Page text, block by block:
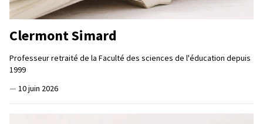
Clermont Simard
Professeur retraité de la Faculté des sciences de l'éducation depuis
1999
— 10 juin 2026